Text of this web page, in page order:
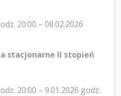
20:00 – 08.02.2026
stacjonarne II stopień
20:00 – 9.01.2026 godz.